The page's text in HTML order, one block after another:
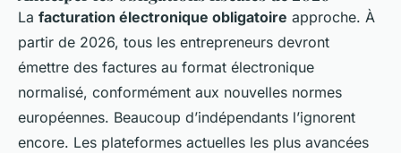
La facturation électronique obligatoire approche. À
partir de 2026, tous les entrepreneurs devront
émettre des factures au format électronique
normalisé, conformément aux nouvelles normes
européennes. Beaucoup d’indépendants l’ignorent
encore. Les plateformes actuelles les plus avancées